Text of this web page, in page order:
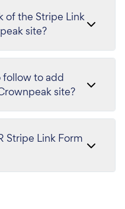
of the Stripe Link
site?
follow to add
site?
Stripe Link Form